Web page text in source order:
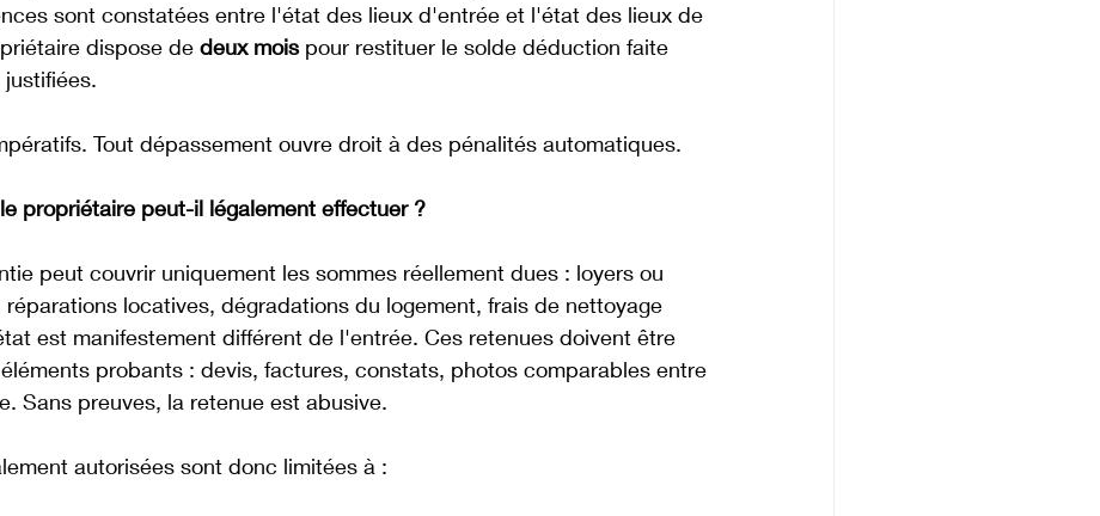
sont constatées entre l'état des lieux d'entrée et l'état des lieux de
dispose de deux mois pour restituer le solde déduction faite
Tout dépassement ouvre droit à des pénalités automatiques.
propriétaire peut-il légalement effectuer ?
peut couvrir uniquement les sommes réellement dues : loyers ou
locatives, dégradations du logement, frais de nettoyage
est manifestement différent de l'entrée. Ces retenues doivent être
probants : devis, factures, constats, photos comparables entre
Sans preuves, la retenue est abusive.
autorisées sont donc limitées à :